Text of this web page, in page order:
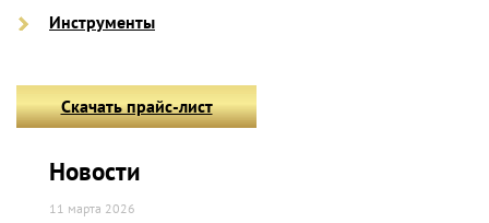
Инструменты
Скачать прайс-лист
Новости
11 марта 2026